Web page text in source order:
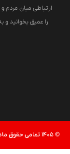
ارتباطی میان مردم
را عمیق بخوانید و
© 1405 تمامی حقوق مادی و معنوی برای مرکز بینای نشر اطلاعات محفوظ است.